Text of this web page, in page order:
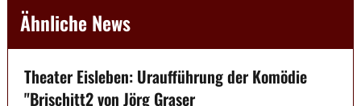
Ähnliche News
Theater Eisleben: Uraufführung der Komödie
"Brischitt2 von Jörg Graser